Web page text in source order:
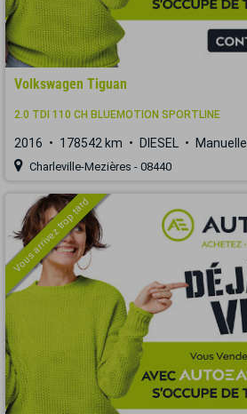
Volkswagen Tiguan
2.0 TDI 110 CH BLUEMOTION SPORTLINE
2016 178542 km DIESEL Manuelle
Charleville-Mezières - 08440
Vous arrivez trop tard